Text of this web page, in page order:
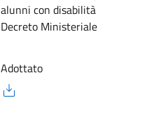
alunni con disabilità
Decreto Ministeriale
Adottato